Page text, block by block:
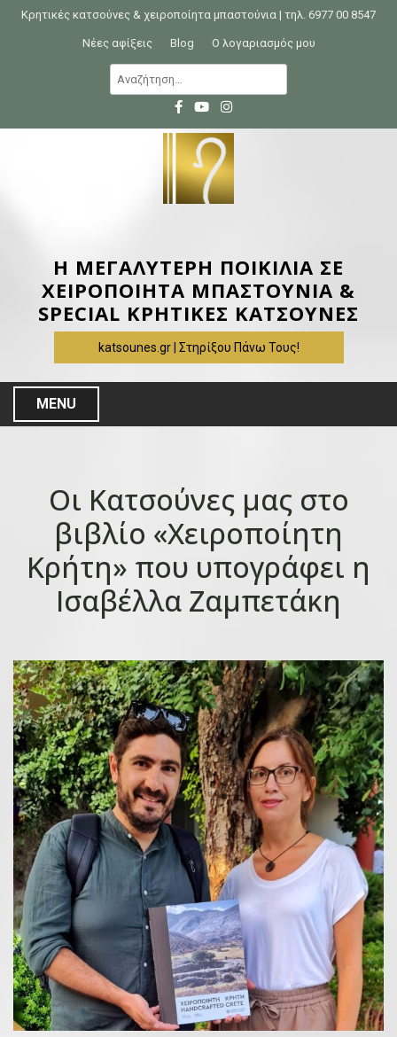
o
Κρητικές κατσούνες & χειροποίητα μπαστούνια | τηλ. 6977 00 8547
Νέες αφίξεις Blog Ο λογαριασμός μου
ν
η
γ
ι
:
Η ΜΕΓΑΛΥΤΕΡΗ ΠΟΙΚΙΛΙΑ ΣΕ
ΧΕΙΡΟΠΟΙΗΤΑ ΜΠΑΣΤΟΥΝΙΑ &
SPECIAL ΚΡΗΤΙΚΕΣ ΚΑΤΣΟΥΝΕΣ
katsounes.gr | Στηρίξου Πάνω Τους!
MENU
Οι Κατσούνες μας στο
βιβλίο «Χειροποίητη
Κρήτη» που υπογράφει η
Ισαβέλλα Ζαμπετάκη